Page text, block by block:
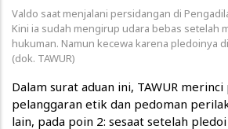
Valdo saat menjalani persidangan di
Kini ia sudah mengirup udara bebas setelah
hukuman. Namun kecewa karena pledoinya
(dok. TAWUR)
Dalam surat aduan ini, TAWUR
pelanggaran etik dan pedoman
lain, pada poin 2: sesaat setelah